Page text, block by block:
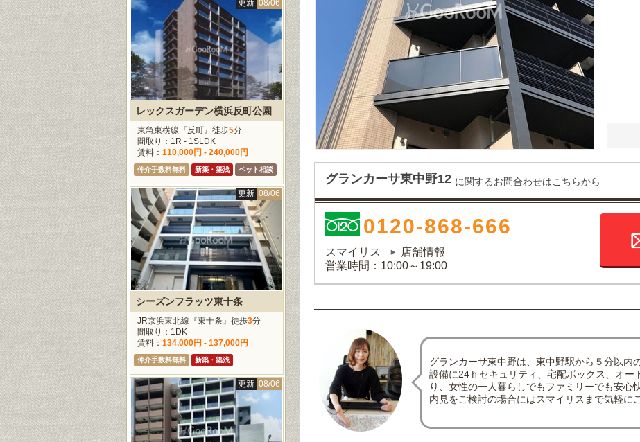
グランカーサ東中野12 に関するお問合わせはこちらから
0120-868-666
スマイリス
店舗情報
営業時間：10:00～19:00
グランカーサ東中野は、東中野駅から５分以内
設備に24ｈセキュリティ、宅配ボックス、オー
り、女性の一人暮らしでもファミリーでも安心
内見をご検討の場合にはスマイリスまで気軽に
更新 08/06
レックスガーデン横浜反町公園
東急東横線『反町』徒歩5分
間取り：1R - 1SLDK
賃料： 110,000円 - 240,000円
仲介手数料無料 新築・築浅 ペット相談
更新 08/06
シーズンフラッツ東十条
JR京浜東北線『東十条』徒歩3分
間取り：1DK
賃料： 134,000円 - 137,000円
仲介手数料無料 新築・築浅
更新 08/06